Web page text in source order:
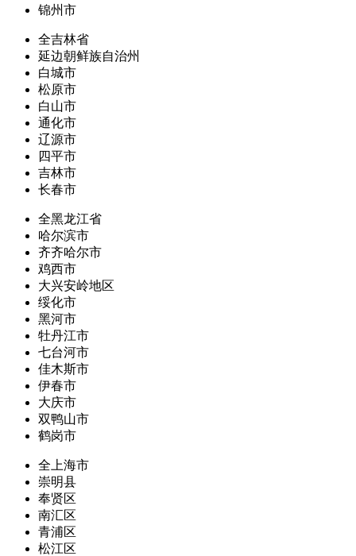
锦州市
全吉林省
延边朝鲜族自治州
白城市
松原市
白山市
通化市
辽源市
四平市
吉林市
长春市
全黑龙江省
哈尔滨市
齐齐哈尔市
鸡西市
大兴安岭地区
绥化市
黑河市
牡丹江市
七台河市
佳木斯市
伊春市
大庆市
双鸭山市
鹤岗市
全上海市
崇明县
奉贤区
南汇区
青浦区
松江区